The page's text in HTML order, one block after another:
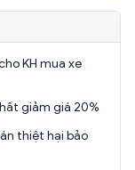
KH mua xe
giảm giá 20%
thiệt hại bảo